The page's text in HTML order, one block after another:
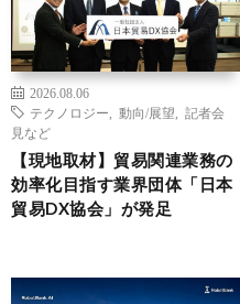
2026.08.06
テクノロジー
動向/展望
記者会
見など
【現地取材】貿易関連業務の
効率化目指す業界団体「日本
貿易DX協会」が発足